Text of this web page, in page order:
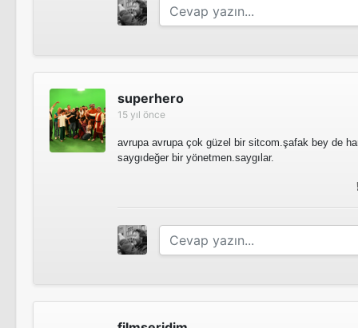
Tv Dizisi
Kazık
Kısa Film
Tv Dizisi
Evdeki Yabancı
Tv Dizisi
superhero
15 yıl önce
avrupa avrupa çok güzel bir sitcom.şafak bey de
saygıdeğer bir yönetmen.saygılar.